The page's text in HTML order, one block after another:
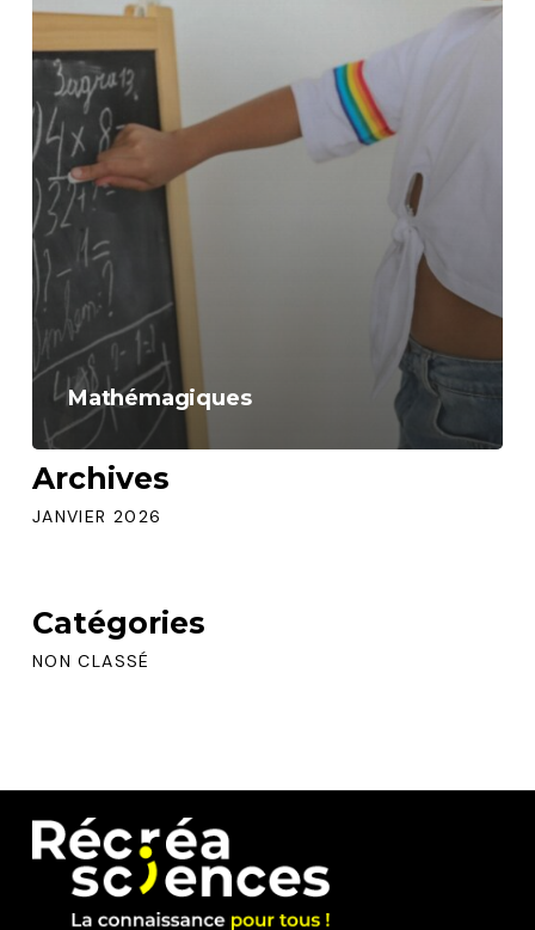
Mathémagiques
Archives
JANVIER 2026
Catégories
NON CLASSÉ